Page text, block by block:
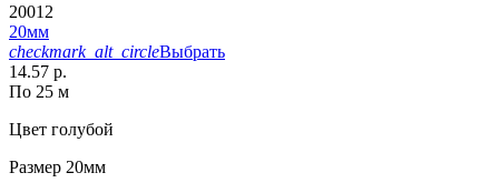
20012
20мм
checkmark_alt_circleВыбрать
14.57 р.
По 25 м
Цвет голубой
Размер 20мм